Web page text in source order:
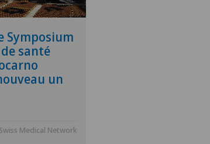
Symposium
santé
un
Swiss Medical Network